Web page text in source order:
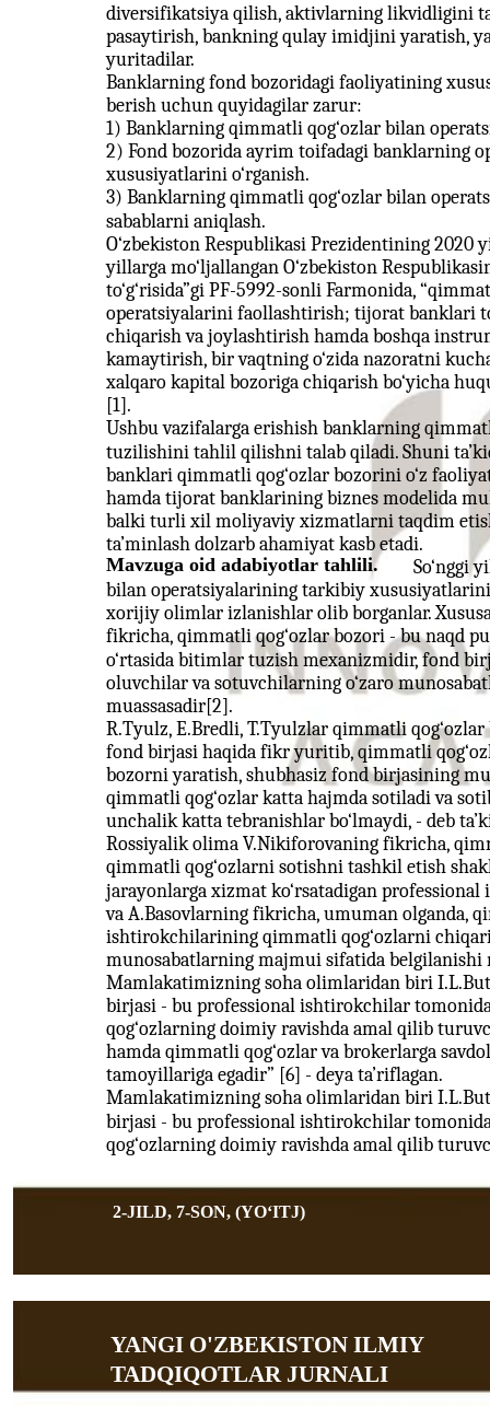
2-JILD, 7-SON, (YOʻITJ)
diversifikatsiya qilish, aktivlarning likvidligini
pasaytirish, bankning qulay imidjini yaratish,
yuritadilar.
Banklarning fond bozoridagi faoliyatining
berish uchun quyidagilar zarur:
1) Banklarning qimmatli qog‘ozlar bilan
2) Fond bozorida ayrim toifadagi banklarning
xususiyatlarini o‘rganish.
3) Banklarning qimmatli qog‘ozlar bilan
sabablarni aniqlash.
O‘zbekiston Respublikasi Prezidentining 2020
yillarga mo‘ljallangan O‘zbekiston
to‘g‘risida”gi PF-5992-sonli Farmonida,
operatsiyalarini faollashtirish; tijorat banklari
chiqarish va joylashtirish hamda boshqa
kamaytirish, bir vaqtning o‘zida nazoratni
xalqaro kapital bozoriga chiqarish bo‘yicha
[1].
Ushbu vazifalarga erishish banklarning
tuzilishini tahlil qilishni talab qiladi. Shuni
banklari qimmatli qog‘ozlar bozorini o‘z
hamda tijorat banklarining biznes modelida
balki turli xil moliyaviy xizmatlarni taqdim
ta’minlash dolzarb ahamiyat kasb etadi.
Mavzuga oid adabiyotlar tahlili.
So‘nggi
bilan operatsiyalarining tarkibiy
xorijiy olimlar izlanishlar olib borganlar.
fikricha, qimmatli qog‘ozlar bozori - bu naqd
o‘rtasida bitimlar tuzish mexanizmidir, fond
oluvchilar va sotuvchilarning o‘zaro
muassasadir[2].
R.Tyulz, E.Bredli, T.Tyulzlar qimmatli
fond birjasi haqida fikr yuritib, qimmatli
bozorni yaratish, shubhasiz fond birjasining
qimmatli qog‘ozlar katta hajmda sotiladi va
unchalik katta tebranishlar bo‘lmaydi, - deb
Rossiyalik olima V.Nikiforovaning fikricha,
qimmatli qog‘ozlarni sotishni tashkil etish
jarayonlarga xizmat ko‘rsatadigan
va A.Basovlarning fikricha, umuman olganda,
ishtirokchilarining qimmatli qog‘ozlarni
munosabatlarning majmui sifatida
Mamlakatimizning soha olimlaridan biri
birjasi - bu professional ishtirokchilar
qog‘ozlarning doimiy ravishda amal qilib
hamda qimmatli qog‘ozlar va brokerlarga
tamoyillariga egadir” [6] - deya ta’riflagan.
Mamlakatimizning soha olimlaridan biri
birjasi - bu professional ishtirokchilar
qog‘ozlarning doimiy ravishda amal qilib
YANGI O'ZBEKISTON ILMIY
TADQIQOTLAR JURNALI